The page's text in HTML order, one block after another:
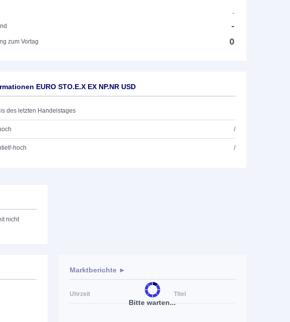
-
-
zum Vortag 0
EURO STO.E.X EX NP.NR USD
des letzten Handelstages
/
hoch /
nicht
Bitte warten...
Marktberichte ►
Uhrzeit Titel